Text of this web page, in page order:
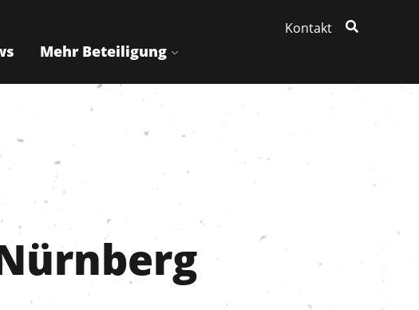
Mehr Beteiligung
Kontakt